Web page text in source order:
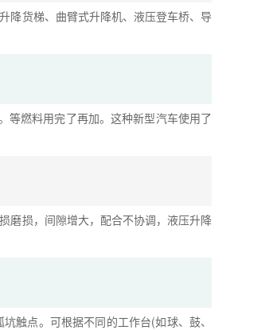
降货梯、曲臂式升降机、液压登车桥、导
等燃料用完了再加。这种新型汽车使用了
磨损，间隙增大，配合不协调，液压升降
触点。可根据不同的工作台(如球、鼓、